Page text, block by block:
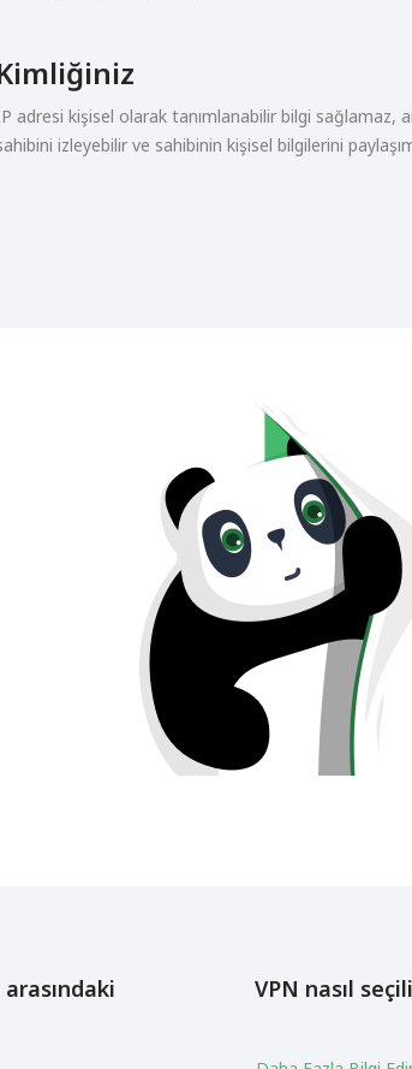
adresi kişisel olarak tanımlanabilir bilgi sağlamaz,
izleyebilir ve sahibinin kişisel bilgilerini
VPN nasıl